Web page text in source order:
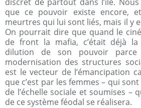
que ce pouvoir existe encore,
meurtres qui lui sont liés, mais il y
On pourrait dire que quand le
de front la mafia, c’était déjà la
dilution de son pouvoir
modernisation des structures
est le vecteur de l’émancipation
que c’est par les femmes – qui
de l’échelle sociale et soumises –
de ce système féodal se réalisera.